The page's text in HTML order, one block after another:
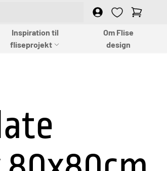
Inspiration til
fliseprojekt
Om Flise
design